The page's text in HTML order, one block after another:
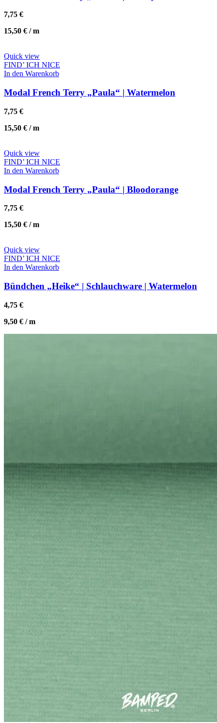
7,75 €
15,50 € /m
Quick view
FIND’ ICH NICE
In den Warenkorb
Modal French Terry „Paula“ | Watermelon
7,75 €
15,50 € /m
Quick view
FIND’ ICH NICE
In den Warenkorb
Modal French Terry „Paula“ | Bloodorange
7,75 €
15,50 € /m
Quick view
FIND’ ICH NICE
In den Warenkorb
Bündchen „Heike“ | Schlauchware | Watermelon
4,75 €
9,50 € /m